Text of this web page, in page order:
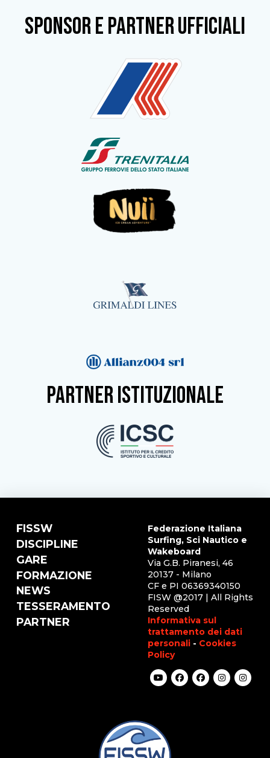
SPONSOR e partner ufficiali
partner istituzionale
FISSW
DISCIPLINE
GARE
FORMAZIONE
NEWS
TESSERAMENTO
PARTNER
Federazione Italiana
Surfing, Sci Nautico e
Wakeboard
Via G.B. Piranesi, 46
20137 - Milano
CF e PI 06369340150
FISW @2017 | All Rights
Reserved
Informativa sul
trattamento dei dati
personali - Cookies
Policy